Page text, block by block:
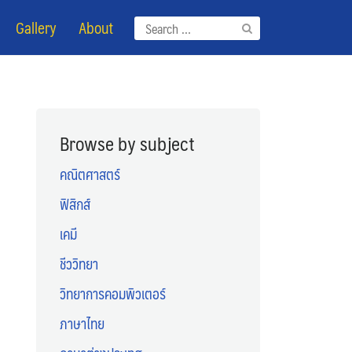
Search
for:
Gallery About
Browse by subject
คณิตศาสตร์
ฟิสิกส์
เคมี
ชีววิทยา
วิทยาการคอมพิวเตอร์
ภาษาไทย